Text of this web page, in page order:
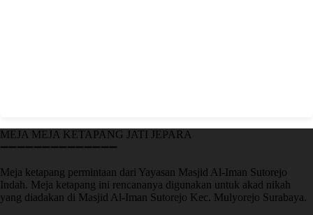
MEJA MEJA KETAPANG JATI JEPARA
➖➖➖➖➖➖➖➖➖➖➖➖➖➖
Meja ketapang permintaan dari Yayasan Masjid Al-Iman Sutorejo
Indah. Meja ketapang ini rencananya digunakan untuk akad nikah
yang diadakan di Masjid Al-Iman Sutorejo Kec. Mulyorejo Surabaya.